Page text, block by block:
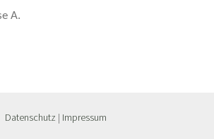
A.
Datenschutz | Impressum